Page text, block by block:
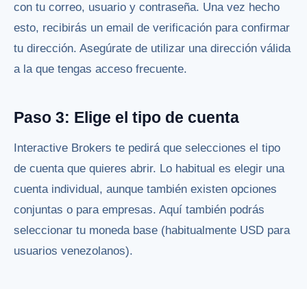
con tu correo, usuario y contraseña. Una vez hecho
esto, recibirás un email de verificación para confirmar
tu dirección. Asegúrate de utilizar una dirección válida
a la que tengas acceso frecuente.
Paso 3: Elige el tipo de cuenta
Interactive Brokers te pedirá que selecciones el tipo
de cuenta que quieres abrir. Lo habitual es elegir una
cuenta individual, aunque también existen opciones
conjuntas o para empresas. Aquí también podrás
seleccionar tu moneda base (habitualmente USD para
usuarios venezolanos).